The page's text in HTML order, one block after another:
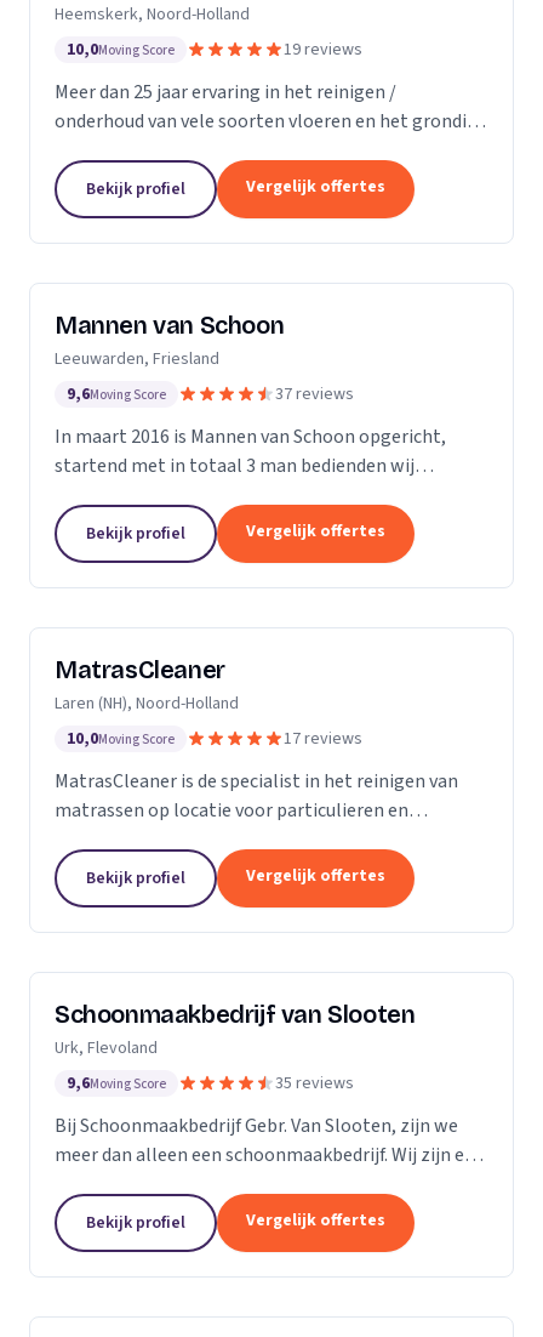
Heemskerk, Noord-Holland
10,0Moving Score 19 reviews
Meer dan 25 jaar ervaring in het reinigen /
onderhoud van vele soorten vloeren en het grondig
objecten zoals meubels en stoelen, zowel bij u
thuis...
Bekijk profiel Vergelijk offertes
Mannen van Schoon
Leeuwarden, Friesland
9,6Moving Score 37 reviews
In maart 2016 is Mannen van Schoon opgericht,
startend met in totaal 3 man bedienden wij
specialistische schoonmaak groeide Mannen van
Schoon al snel uit...
Bekijk profiel Vergelijk offertes
MatrasCleaner
Laren (NH), Noord-Holland
10,0Moving Score 17 reviews
MatrasCleaner is de specialist in het reinigen van
matrassen op locatie voor particulieren en
desinfectie van de matrassen wordt alle vervuiling...
Bekijk profiel Vergelijk offertes
Schoonmaakbedrijf van Slooten
Urk, Flevoland
9,6Moving Score 35 reviews
Bij Schoonmaakbedrijf Gebr. Van Slooten, zijn we
meer dan alleen een schoonmaakbedrijf. Wij zijn een
om uw omgeving schoon, fris en gastvrij te...
Bekijk profiel Vergelijk offertes